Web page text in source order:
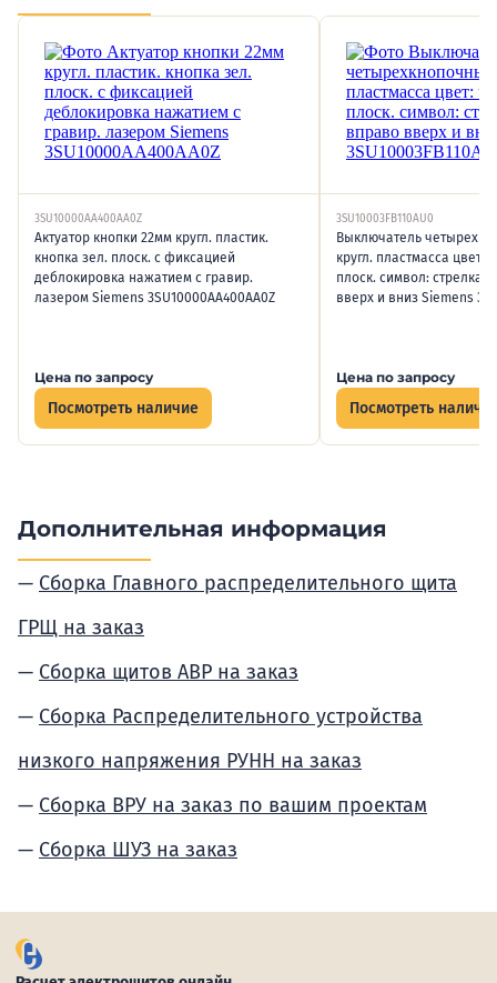
3SU10000AA400AA0Z
Актуатор кнопки 22мм кругл. пластик.
кнопка зел. плоск. с фиксацией
деблокировка нажатием с гравир.
лазером Siemens 3SU10000AA400AA0Z
Цена по запросу
Посмотреть наличие
3SU10003FB110AU0
Выключатель
кругл. пластмасса цвет:
плоск. символ: стрелка
вверх и вниз Siemens
Цена по запросу
Посмотреть
Дополнительная информация
Сборка Главного распределительного щита
ГРЩ на заказ
Сборка щитов АВР на заказ
Сборка Распределительного устройства
низкого напряжения РУНН на заказ
Сборка ВРУ на заказ по вашим проектам
Сборка ШУЗ на заказ